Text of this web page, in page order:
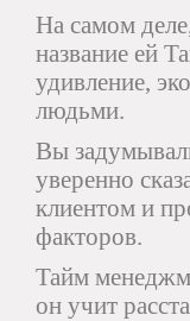
На самом
название ей
удивление,
людьми.
Вы
уверенно
клиентом и
факторов.
Тайм
он учит